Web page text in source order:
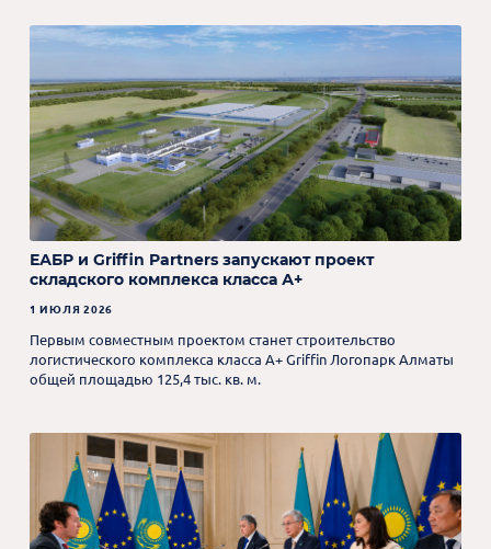
ЕАБР и Griffin Partners запускают проект
складского комплекса класса А+
1 ИЮЛЯ 2026
Первым совместным проектом станет строительство
логистического комплекса класса А+ Griffin Логопарк Алматы
общей площадью 125,4 тыс. кв. м.